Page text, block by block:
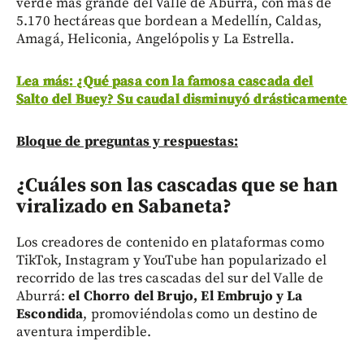
5.170 hectáreas que bordean a Medellín, Caldas,
Amagá, Heliconia, Angelópolis y La Estrella.
Lea más: ¿Qué pasa con la famosa cascada del
Salto del Buey? Su caudal disminuyó drásticamente
Bloque de preguntas y respuestas:
¿Cuáles son las cascadas que se han
viralizado en Sabaneta?
Los creadores de contenido en plataformas como
TikTok, Instagram y YouTube han popularizado el
recorrido de las tres cascadas del sur del Valle de
Aburrá:el Chorro del Brujo, El Embrujo y La
Escondida, promoviéndolas como un destino de
aventura imperdible.